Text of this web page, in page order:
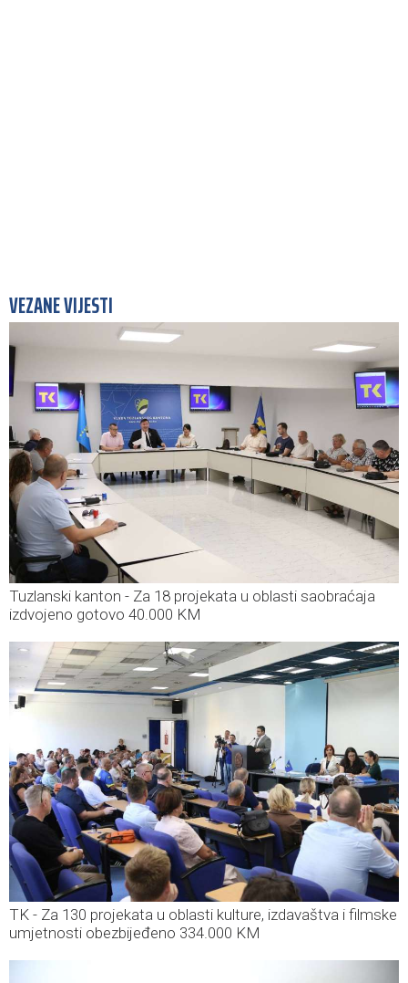
VEZANE VIJESTI
Tuzlanski kanton - Za 18 projekata u oblasti saobraćaja
izdvojeno gotovo 40.000 KM
TK - Za 130 projekata u oblasti kulture, izdavaštva i filmske
umjetnosti obezbijeđeno 334.000 KM